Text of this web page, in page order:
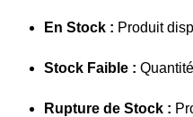
En Stock : Produit
Stock Faible :
Rupture de Stock :